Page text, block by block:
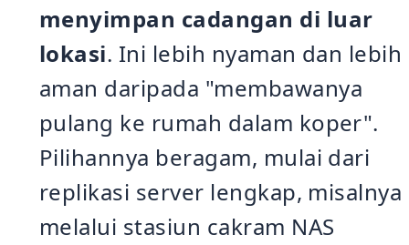
menyimpan cadangan di luar
lokasi. Ini lebih nyaman dan lebih
aman daripada "membawanya
pulang ke rumah dalam koper".
Pilihannya beragam, mulai dari
replikasi server lengkap, misalnya
melalui stasiun cakram NAS